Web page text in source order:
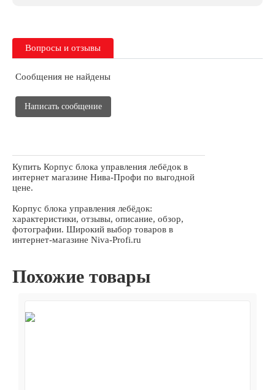
Вопросы и отзывы
Сообщения не найдены
Написать сообщение
Купить Корпус блока управления лебёдок в
интернет магазине Нива-Профи по выгодной
цене.
Корпус блока управления лебёдок:
характеристики, отзывы, описание, обзор,
фотографии. Широкий выбор товаров в
интернет-магазине Niva-Profi.ru
Похожие товары